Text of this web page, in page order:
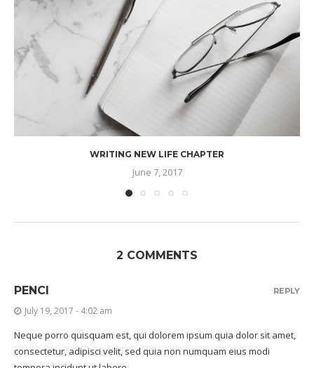
WRITING NEW LIFE CHAPTER
June 7, 2017
2 COMMENTS
PENCI
July 19, 2017 - 4:02 am
Neque porro quisquam est, qui dolorem ipsum quia dolor sit amet,
consectetur, adipisci velit, sed quia non numquam eius modi
REPLY